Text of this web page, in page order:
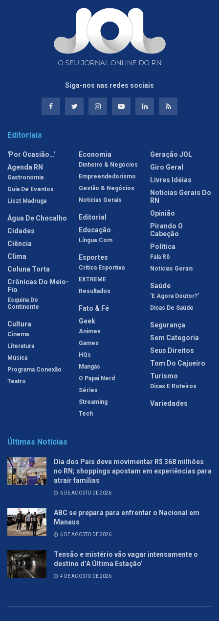
Siga-nos nas redes sociais
Editoriais
'Por Ocasião…'
Agenda RN
Gastronomia
Guia De Eventos
Liszt Madruga
Água De Chocalho
Cidades
Ciência
Clima
Coluna Torta
Crônicas Do Meio-
Fio
Esquina Do
Continente
Cultura
Cinema
Literatura
Música
Programa Conexão
Teatro
Economia
Dinheiro & Negócios
Empreendedorismo
Gestão & Negócios
Notícias Gerais
Editorial
Educação
Língua.com
Esportes
Crítica Esportiva
EXTREME
Resultados
Fato & Fé
Geek
Animes
Games
HQs
Mangás
O Papai Nerd
Séries
Streaming
Tech
Geração JOL
Giro Geral
Livres Idéias
Notícias Gerais Do
RN
Opinião
Pirando O
Cabeção
Política
Fala Rô
Notícias Gerais
Saúde
'E Agora Doutor?'
Dicas De Saúde
Segurança
Sem Categoria
Seus Direitos
Tom Do Cajueiro
Turismo
Dicas E Roteiros
Variedades
Últimas Notícias
Dia dos Pais deve movimentar R$ 368 milhões
no RN; shoppings apostam em experiências para
atrair famílias
6 DE AGOSTO DE 2026
ABC se prepara para enfrentar o Nacional em
Manaus
6 DE AGOSTO DE 2026
Tensão e mistério vão vagar intensamente o
destino d’A Última Estação’
4 DE AGOSTO DE 2026